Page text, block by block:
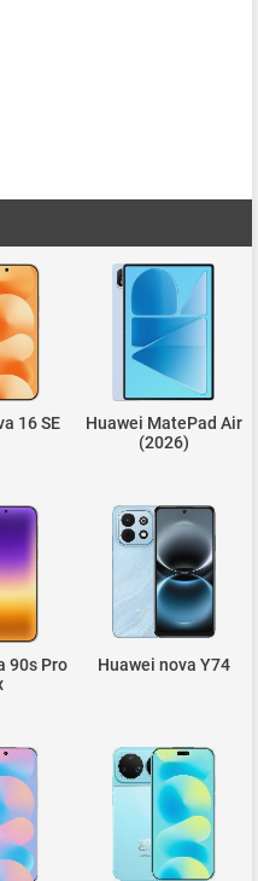
16 SE
Huawei MatePad Air
(2026)
90s Pro
Huawei nova Y74